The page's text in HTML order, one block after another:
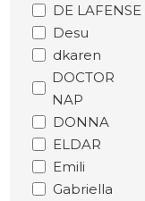
DE LAFENSE
Desu
dkaren
DOCTOR
NAP
DONNA
ELDAR
Emili
Gabriella